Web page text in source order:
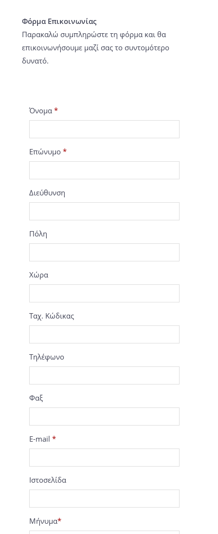
Φόρμα Επικοινωνίας
Παρακαλώ συμπληρώστε τη φόρμα και θα
επικοινωνήσουμε μαζί σας το συντομότερο
δυνατό.
Όνομα *
Επώνυμο *
Διεύθυνση
Πόλη
Χώρα
Ταχ. Κώδικας
Τηλέφωνο
Φαξ
E-mail *
Ιστοσελίδα
Μήνυμα*